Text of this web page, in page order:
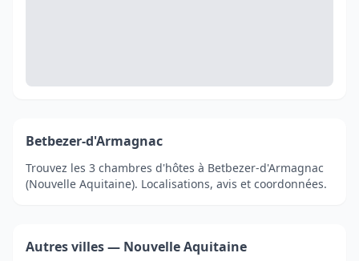
Betbezer-d'Armagnac
Trouvez les 3 chambres d'hôtes à Betbezer-d'Armagnac
(Nouvelle Aquitaine). Localisations, avis et coordonnées.
Autres villes — Nouvelle Aquitaine